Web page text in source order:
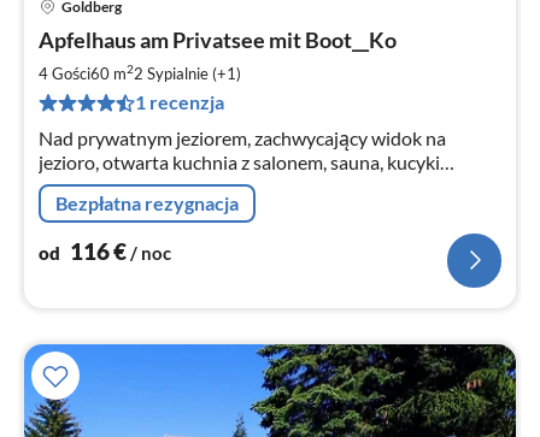
Goldberg
Apfelhaus am Privatsee mit Boot__Ko
4 Gości60 m22 Sypialnie (+1)
1 recenzja
Nad prywatnym jeziorem, zachwycający widok na
jezioro, otwarta kuchnia z salonem, sauna, kucyki
szetlandzkie, kajaki, rower wodny, łódź wiosłowa z
silnikiem elektrycznym, rowery, stodoła do zabawy,
Bezpłatna rezygnacja
od 116€/ noc